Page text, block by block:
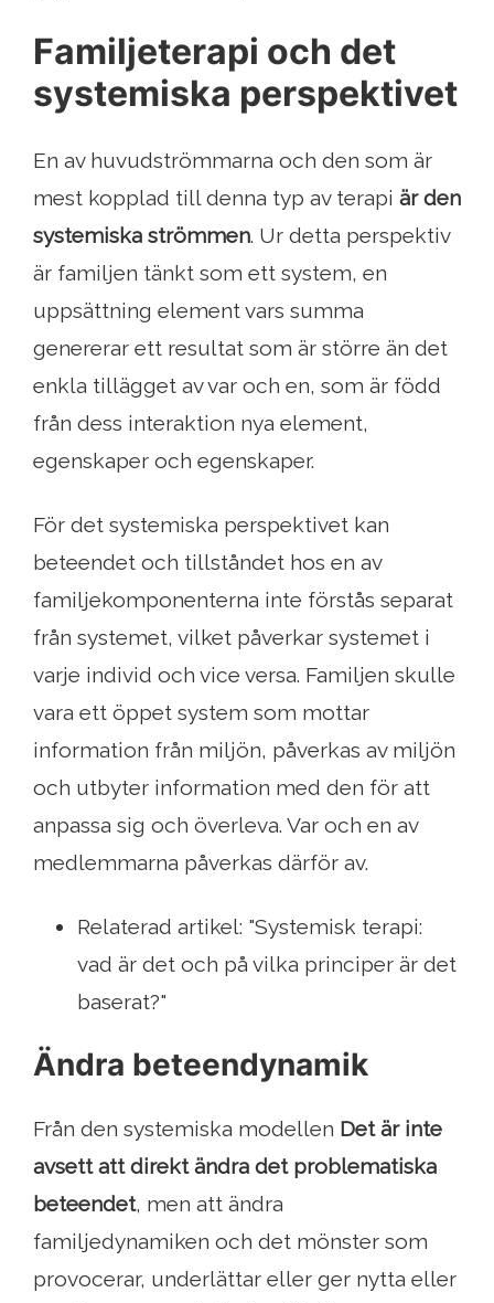
Familjeterapi och det
systemiska perspektivet
En av huvudströmmarna och den som är
mest kopplad till denna typ av terapi är den
systemiska strömmen. Ur detta perspektiv
är familjen tänkt som ett system, en
uppsättning element vars summa
genererar ett resultat som är större än det
enkla tillägget av var och en, som är född
från dess interaktion nya element,
egenskaper och egenskaper.
För det systemiska perspektivet kan
beteendet och tillståndet hos en av
familjekomponenterna inte förstås separat
från systemet, vilket påverkar systemet i
varje individ och vice versa. Familjen skulle
vara ett öppet system som mottar
information från miljön, påverkas av miljön
och utbyter information med den för att
anpassa sig och överleva. Var och en av
medlemmarna påverkas därför av.
Relaterad artikel: "Systemisk terapi:
vad är det och på vilka principer är det
baserat?"
Ändra beteendynamik
Från den systemiska modellen Det är inte
avsett att direkt ändra det problematiska
beteendet, men att ändra
familjedynamiken och det mönster som
provocerar, underlättar eller ger nytta eller